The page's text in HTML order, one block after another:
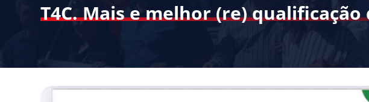
T4C. Mais e melhor (re)